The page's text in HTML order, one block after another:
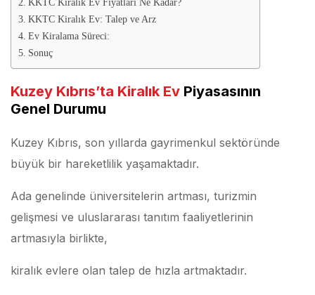
KKTC Kiralık Ev: Talep ve Arz
Ev Kiralama Süreci:
Sonuç
Kuzey Kıbrıs’ta Kiralık Ev Piyasasının
Genel Durumu
Kuzey Kıbrıs, son yıllarda gayrimenkul sektöründe
büyük bir hareketlilik yaşamaktadır.
Ada genelinde üniversitelerin artması, turizmin
gelişmesi ve uluslararası tanıtım faaliyetlerinin
artmasıyla birlikte,
kiralık evlere olan talep de hızla artmaktadır.